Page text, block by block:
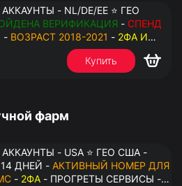
АККАУНТЫ - NL/DE/EE ⭐ ГЕО
ВЕРИФИКАЦИЯ - СПЕНД
- ВОЗРАСТ 2018-2021 - 2ФА И
- РУЧНОЙ ФАРМ - РЕЗЕРВНАЯ
- ПЕРЕДАЧА В OCTO
Купить
фарм
- USA ⭐ ГЕО США -
ДНЕЙ - АКТИВНЫЙ НОМЕР ДЛЯ
- 2ФА - ПРОГРЕТЫ СЕРВИСЫ -